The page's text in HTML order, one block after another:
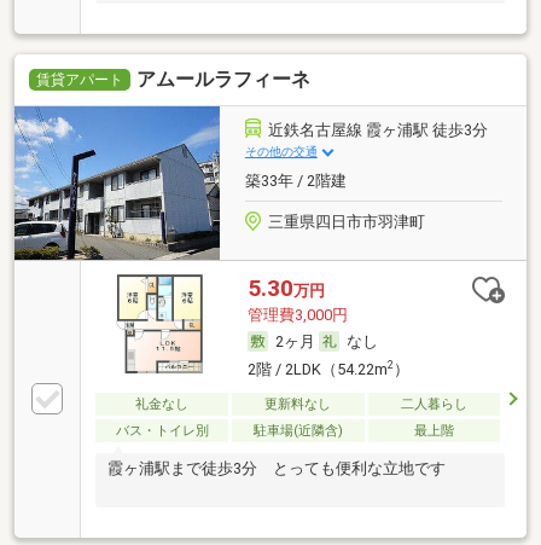
賃貸アパート アムールラフィーネ
近鉄名古屋線 霞ヶ浦駅 徒歩3分
その他の交通
築33年 / 2階建
三重県四日市市羽津町
5.30万円
管理費3,000円
2ヶ月
なし
2階 / 2LDK（54.22m2）
礼金なし 更新料なし
二人暮らし
バス・トイレ別
駐車場(近隣含) 最上階
霞ヶ浦駅まで徒歩3分 とっても便利な立地です